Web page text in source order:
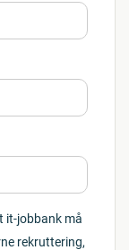
it-jobbank må
rekruttering,